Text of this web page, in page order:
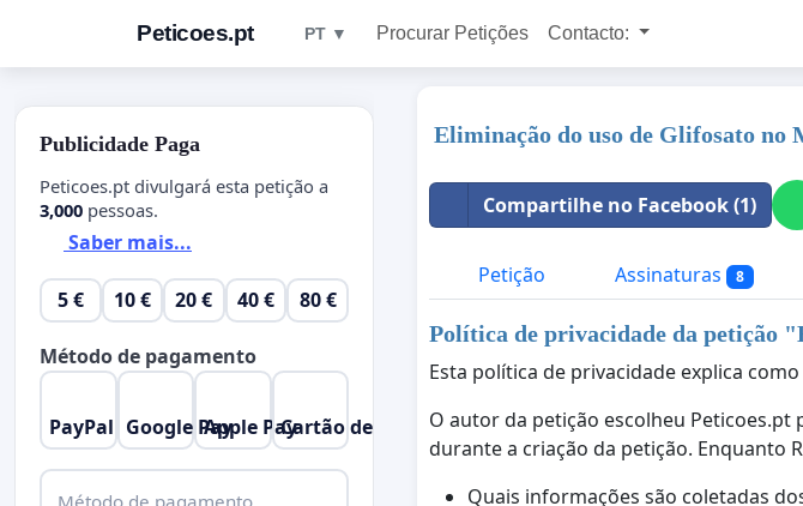
Peticoes.pt PT ▼ Procurar Petições Contacto:
Eliminação do uso de Glifosato no
Compartilhe no Facebook (1)
Petição Assinaturas 8
Política de privacidade da petição "
Esta política de privacidade explica
O autor da petição escolheu
durante a criação da petição. Enquanto
Quais informações são coletadas
Publicidade Paga
Peticoes.pt divulgará esta petição a
3,000 pessoas.
Saber mais...
5 € 10 € 20 € 40 € 80 €
Método de pagamento
PayPal Google PayApple PayCartão de Crédito
Método de pagamento